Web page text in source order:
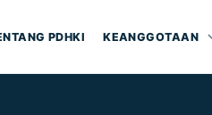
PDHKI KEANGGOTAAN